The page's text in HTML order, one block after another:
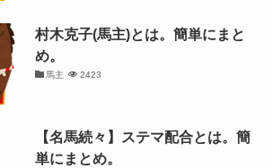
村木克子(馬主)とは。簡単にまと
め。
馬主 2423
【名馬続々】ステマ配合とは。簡
単にまとめ。